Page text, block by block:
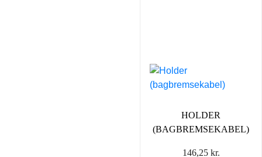
HOLDER
(BAGBREMSEKABEL)
146,25 kr.